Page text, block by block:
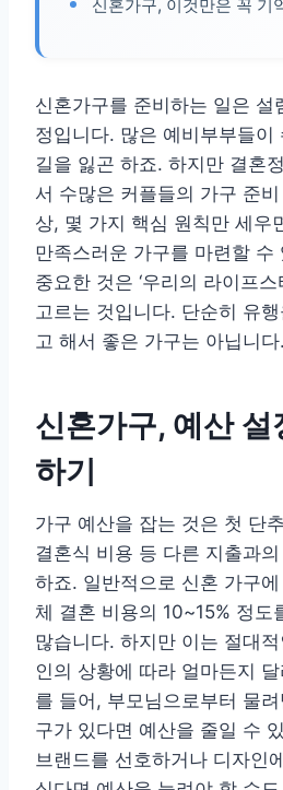
신혼가구, 이것만은 꼭 기
신혼가구를 준비하는 일은 설
정입니다. 많은 예비부부들이
길을 잃곤 하죠. 하지만 결혼
서 수많은 커플들의 가구 준
상, 몇 가지 핵심 원칙만 세우
만족스러운 가구를 마련할 수
중요한 것은 ‘우리의 라이프
고르는 것입니다. 단순히 유
고 해서 좋은 가구는 아닙니다.
신혼가구, 예산
하기
가구 예산을 잡는 것은 첫 단
결혼식 비용 등 다른 지출과
하죠. 일반적으로 신혼 가구
체 결혼 비용의 10~15% 정도
많습니다. 하지만 이는 절대
인의 상황에 따라 얼마든지
를 들어, 부모님으로부터 물
구가 있다면 예산을 줄일 수
브랜드를 선호하거나 디자인